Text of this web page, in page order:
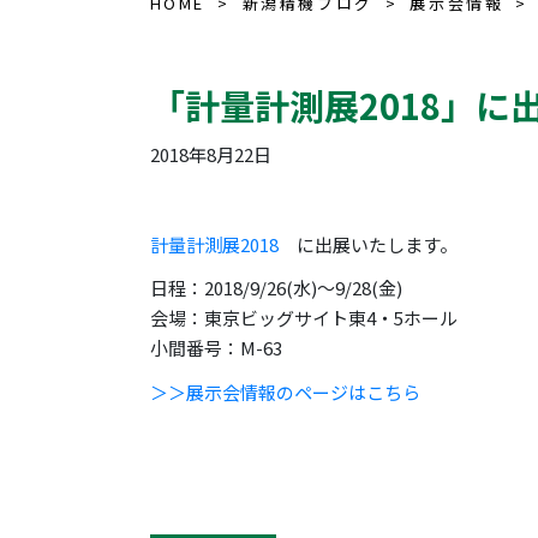
「計量計測展2018」に
2018年8月22日
計量計測展2018に出展いたします。
日程：2018/9/26(水)～9/28(金)
会場：東京ビッグサイト東4・5ホール
小間番号：M-63
＞＞展示会情報のページはこちら